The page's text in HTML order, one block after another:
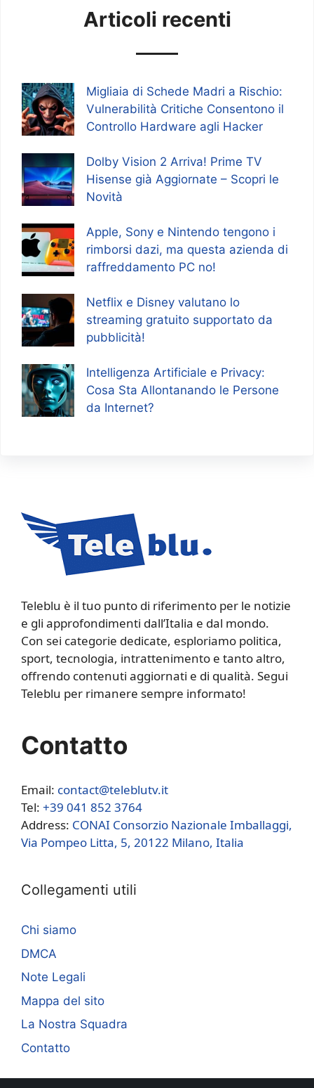
Articoli recenti
Migliaia di Schede Madri a Rischio:
Vulnerabilità Critiche Consentono il
Controllo Hardware agli Hacker
Dolby Vision 2 Arriva! Prime TV
Hisense già Aggiornate – Scopri le
Novità
Apple, Sony e Nintendo tengono i
rimborsi dazi, ma questa azienda di
raffreddamento PC no!
Netflix e Disney valutano lo
streaming gratuito supportato da
pubblicità!
Intelligenza Artificiale e Privacy:
Cosa Sta Allontanando le Persone
da Internet?
Teleblu è il tuo punto di riferimento per le notizie
e gli approfondimenti dall’Italia e dal mondo.
Con sei categorie dedicate, esploriamo politica,
sport, tecnologia, intrattenimento e tanto altro,
offrendo contenuti aggiornati e di qualità. Segui
Teleblu per rimanere sempre informato!
Contatto
Email: contact@teleblutv.it
Tel: +39 041 852 3764
Address: CONAI Consorzio Nazionale Imballaggi,
Via Pompeo Litta, 5, 20122 Milano, Italia
Collegamenti utili
Chi siamo
DMCA
Note Legali
Mappa del sito
La Nostra Squadra
Contatto